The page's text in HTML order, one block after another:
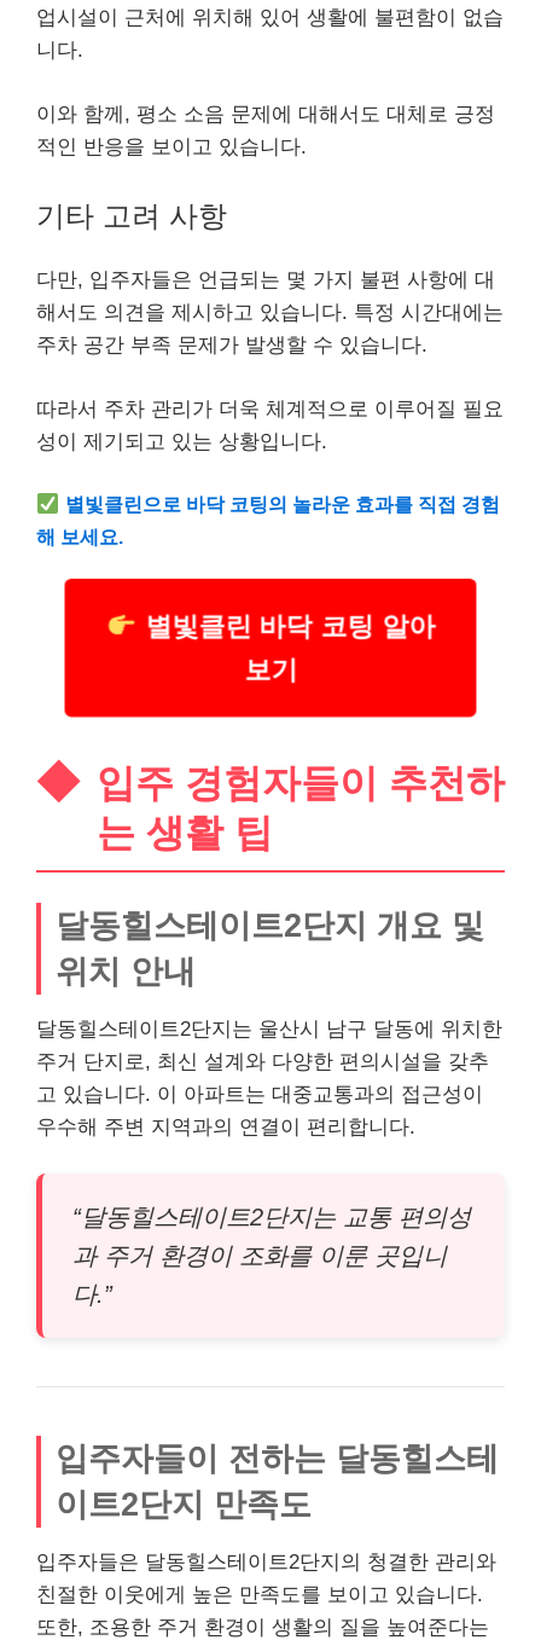
업시설이 근처에 위치해 있어 생활에 불편함이 없습
니다.
이와 함께, 평소 소음 문제에 대해서도 대체로 긍정
적인 반응을 보이고 있습니다.
기타 고려 사항
다만, 입주자들은 언급되는 몇 가지 불편 사항에 대
해서도 의견을 제시하고 있습니다. 특정 시간대에는
주차 공간 부족 문제가 발생할 수 있습니다.
따라서 주차 관리가 더욱 체계적으로 이루어질 필요
성이 제기되고 있는 상황입니다.
별빛클린으로 바닥 코팅의 놀라운 효과를 직접 경험
해 보세요.
별빛클린 바닥 코팅 알아
보기
입주 경험자들이 추천하
는 생활 팁
달동힐스테이트2단지 개요 및
위치 안내
달동힐스테이트2단지는 울산시 남구 달동에 위치한
주거 단지로, 최신 설계와 다양한 편의시설을 갖추
고 있습니다. 이 아파트는 대중교통과의 접근성이
우수해 주변 지역과의 연결이 편리합니다.
“달동힐스테이트2단지는 교통 편의성
과 주거 환경이 조화를 이룬 곳입니
다.”
입주자들이 전하는 달동힐스테
이트2단지 만족도
입주자들은 달동힐스테이트2단지의 청결한 관리와
친절한 이웃에게 높은 만족도를 보이고 있습니다.
또한, 조용한 주거 환경이 생활의 질을 높여준다는